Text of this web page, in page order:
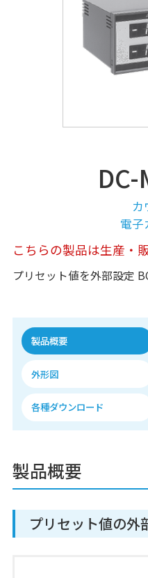
カ
電子
こちらの製品は生産・
プリセット値を外部設定
製品概要
外形図
各種ダウンロード
製品概要
プリセット値の外